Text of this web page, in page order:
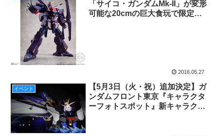
「サイコ・ガンダムMk-II」が変形
可能な20cmの巨大食玩で限定登
2016.05.27
イベント
【5月3日（火・祝）追加決定】ガ
ンダムフロント東京『キャラクタ
ーフォトスポット』新キャラクタ